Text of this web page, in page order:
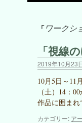
「ワークシ
「視線
2019年10月23
10月5日～11
（土）14：
作品に囲ま
カテゴリー: ア